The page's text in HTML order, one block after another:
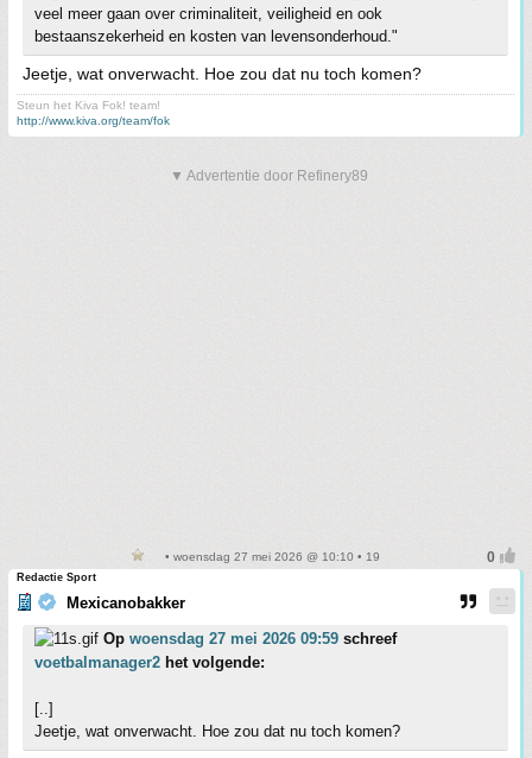
veel meer gaan over criminaliteit, veiligheid en ook
bestaanszekerheid en kosten van levensonderhoud."
Jeetje, wat onverwacht. Hoe zou dat nu toch komen?
Steun het Kiva Fok! team!
http://www.kiva.org/team/fok
▼ Advertentie door Refinery89
• woensdag 27 mei 2026 @ 10:10 • 19
Redactie Sport
Mexicanobakker
Op woensdag 27 mei 2026 09:59 schreef
voetbalmanager2 het volgende:
[..]
Jeetje, wat onverwacht. Hoe zou dat nu toch komen?